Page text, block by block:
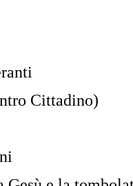
Cittadino)